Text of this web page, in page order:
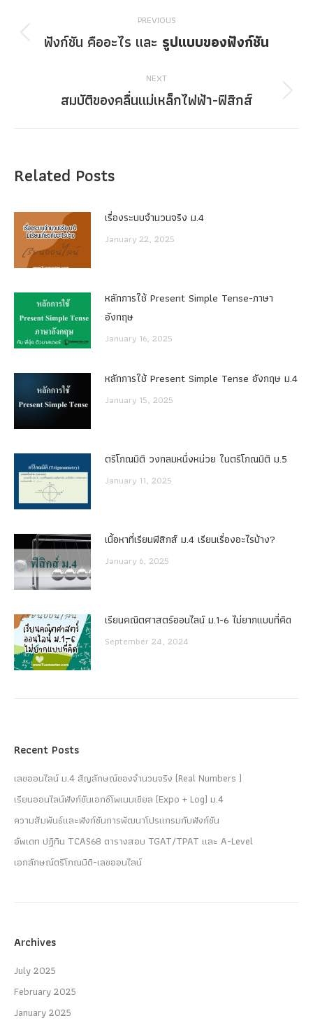
navigation
PREVIOUS
Previous
ฟังก์ชัน คืออะไร และ รูปแบบของฟังก์ชัน
NEXT
Next
สมบัติของคลื่นแม่เหล็กไฟฟ้า-ฟิสิกส์
Related Posts
เรื่องระบบจํานวนจริง ม.4
January 22, 2025
หลักการใช้ Present Simple Tense-ภาษา
อังกฤษ
January 16, 2025
หลักการใช้ Present Simple Tense อังกฤษ ม.4
January 15, 2025
ตรีโกณมิติ วงกลมหนึ่งหน่วย ในตรีโกณมิติ ม.5
January 11, 2025
เนื้อหาที่เรียนฟิสิกส์ ม.4 เรียนเรื่องอะไรบ้าง?
January 6, 2025
เรียนคณิตศาสตร์ออนไลน์ ม.1-6 ไม่ยากแบบที่คิด
September 24, 2024
Recent Posts
เลขออนไลน์ ม.4 สัญลักษณ์ของจำนวนจริง (Real Numbers )
เรียนออนไลน์ฟังก์ชันเอกซ์โพเนนเชียล (Expo + Log) ม.4
ความสัมพันธ์และฟังก์ชันการพัฒนาโปรแกรมกับฟังก์ชัน
อัพเดท ปฏิทิน TCAS68 ตารางสอบ TGAT/TPAT และ A-Level
เอกลักษณ์ตรีโกณมิติ-เลขออนไลน์
Archives
July 2025
February 2025
January 2025